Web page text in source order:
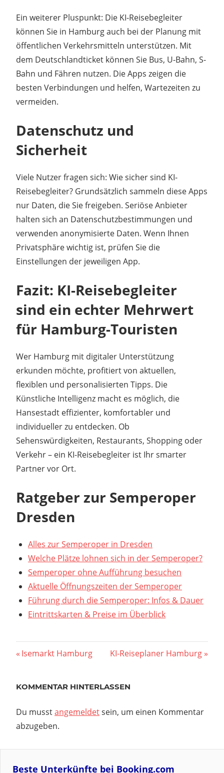
Ein weiterer Pluspunkt: Die KI-Reisebegleiter
können Sie in Hamburg auch bei der Planung mit
öffentlichen Verkehrsmitteln unterstützen. Mit
dem Deutschlandticket können Sie Bus, U-Bahn, S-
Bahn und Fähren nutzen. Die Apps zeigen die
besten Verbindungen und helfen, Wartezeiten zu
vermeiden.
Datenschutz und
Sicherheit
Viele Nutzer fragen sich: Wie sicher sind KI-
Reisebegleiter? Grundsätzlich sammeln diese Apps
nur Daten, die Sie freigeben. Seriöse Anbieter
halten sich an Datenschutzbestimmungen und
verwenden anonymisierte Daten. Wenn Ihnen
Privatsphäre wichtig ist, prüfen Sie die
Einstellungen der jeweiligen App.
Fazit: KI-Reisebegleiter
sind ein echter Mehrwert
für Hamburg-Touristen
Wer Hamburg mit digitaler Unterstützung
erkunden möchte, profitiert von aktuellen,
flexiblen und personalisierten Tipps. Die
Künstliche Intelligenz macht es möglich, die
Hansestadt effizienter, komfortabler und
individueller zu entdecken. Ob
Sehenswürdigkeiten, Restaurants, Shopping oder
Verkehr – ein KI-Reisebegleiter ist Ihr smarter
Partner vor Ort.
Ratgeber zur Semperoper
Dresden
Alles zur Semperoper in Dresden
Welche Plätze lohnen sich in der Semperoper?
Semperoper ohne Aufführung besuchen
Aktuelle Öffnungszeiten der Semperoper
Führung durch die Semperoper: Infos & Dauer
Eintrittskarten & Preise im Überblick
Beitragsnavigation
Vorheriger
Isemarkt Hamburg
Nächster
KI-Reiseplaner Hamburg
KOMMENTAR HINTERLASSEN
Du musstangemeldetsein, um einen Kommentar
abzugeben.
Beste Unterkünfte bei Booking.com